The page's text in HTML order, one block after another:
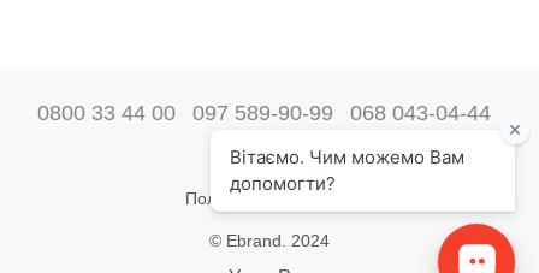
0800 33 44 00 097 589-90-99 068 043-04-44
Наши контакты
Полная версия сайта
© Ebrand. 2024